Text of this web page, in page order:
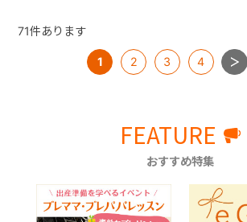
71件あります
1 2 3 4
FEATURE
おすすめ特集